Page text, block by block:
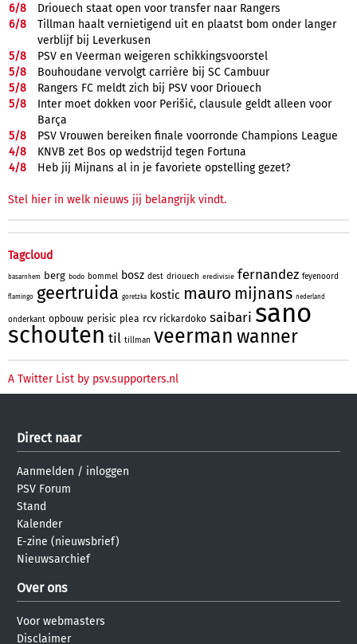
6/8
Driouech staat open voor transfer naar Rangers
6/8
Tillman haalt vernietigend uit en plaatst bom onder langer
verblijf bij Leverkusen
5/8
PSV en Veerman weigeren schikkingsvoorstel
5/8
Bouhoudane vervolgt carrière bij SC Cambuur
5/8
Rangers FC meldt zich bij PSV voor Driouech
5/8
Inter moet dokken voor Perišić, clausule geldt alleen voor
Barça
5/8
PSV Vrouwen bereiken finale voorronde Champions League
4/8
KNVB zet Bos op wedstrijd tegen Fortuna
4/8 Heb jij Mijnans al in je favoriete opstelling gezet?
Stel hier in welk nieuws jij belangrijk vindt.
Tagcloud
basarnhem berg bodo bommel bosz dest driouech eredivisie fernandez feyenoord
flamingo geertruida goretzka kostic mauro mijnans nederland
onderkant opbouw perisic plea rcv rickardoko saibari sano
schouten til tillman veerman wanner
A Twitter List by psv.supporters.nl
Direct naar
Aanmelden / inloggen
PSV Forum
Stand
Kalender
E-zine (nieuwsbrief)
Nieuwsarchief
Over ons
Voor webmasters
Disclaimer